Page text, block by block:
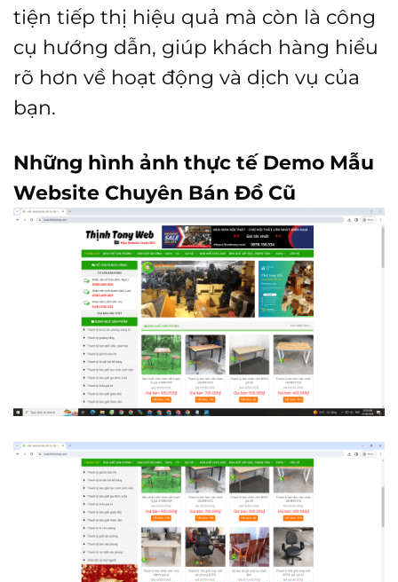
tiện tiếp thị hiệu quả mà còn là công
cụ hướng dẫn, giúp khách hàng hiểu
rõ hơn về hoạt động và dịch vụ của
bạn.
Những hình ảnh thực tế Demo Mẫu
Website Chuyên Bán Đồ Cũ